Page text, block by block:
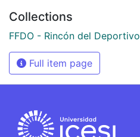
Collections
FFDO - Rincón del
Full item page